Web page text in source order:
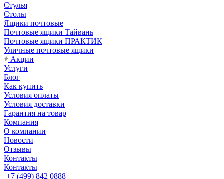
Стулья
Столы
Ящики почтовые
Почтовые ящики Тайвань
Почтовые ящики ПРАКТИК
Уличные почтовые ящики
Акции
Услуги
Блог
Как купить
Условия оплаты
Условия доставки
Гарантия на товар
Компания
О компании
Новости
Отзывы
Контакты
Контакты
+7 (499) 842 0888